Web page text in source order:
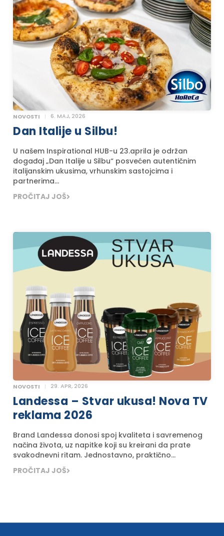
NOVOSTI 6. MAJ, 2026
Dan Italije u Silbu!
U našem Inspirational HUB-u 23.aprila je održan
događaj „Dan Italije u Silbu“ posvećen autentičnim
italijanskim ukusima, vrhunskim sastojcima i
partnerima...
PROČITAJ JOŠ
NOVOSTI 29. APR, 2026
Landessa – Stvar ukusa! Nova TV
reklama 2026
Brand Landessa donosi spoj kvaliteta i savremenog
načina života, uz napitke koji su kreirani da prate
svakodnevni ritam. Jednostavno, praktično...
PROČITAJ JOŠ